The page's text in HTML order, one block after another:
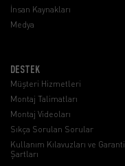
İnsan Kaynakları
Medya
DESTEK
Müşteri Hizmetleri
Montaj Talimatları
Montaj Videoları
Sıkça Sorulan Sorular
Kullanım Kılavuzları ve Garanti
Şartları